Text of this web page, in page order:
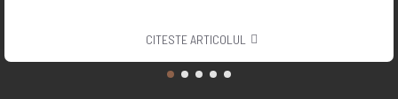
CITESTE ARTICOLUL